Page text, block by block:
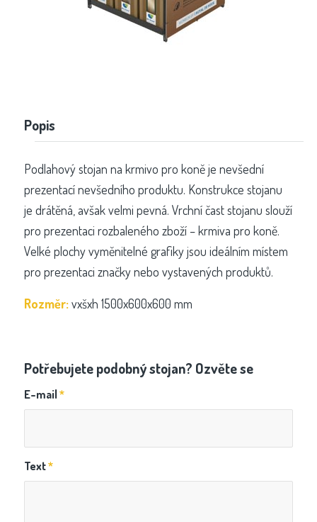
Popis
Podlahový stojan na krmivo pro koně je nevšední
prezentací nevšedního produktu. Konstrukce stojanu
je drátěná, avšak velmi pevná. Vrchní čast stojanu slouží
pro prezentaci rozbaleného zboží – krmiva pro koně.
Velké plochy vyměnitelné grafiky jsou ideálním místem
pro prezentaci značky nebo vystavených produktů.
Rozměr:vxšxh 1500x600x600 mm
Potřebujete podobný stojan? Ozvěte se
E-mail*
Text*